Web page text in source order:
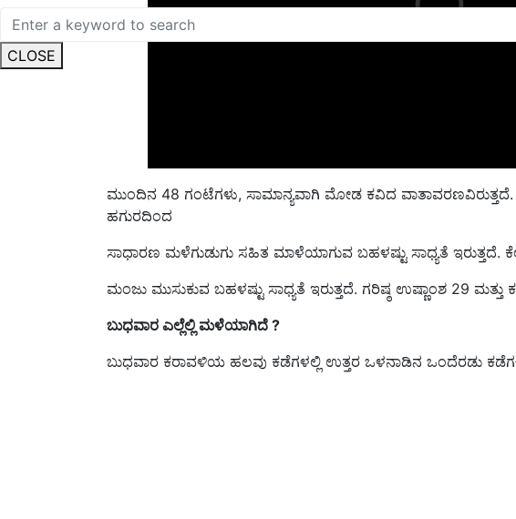
CLOSE
ಮುಂದಿನ 48 ಗಂಟೆಗಳು, ಸಾಮಾನ್ಯವಾಗಿ ಮೋಡ ಕವಿದ
ಹಗುರದಿಂದ
ಮಂಜು ಮುಸುಕುವ ಬಹಳಷ್ಟು ಸಾಧ್ಯತೆ ಇರುತ್ತದೆ. ಗರಿಷ್ಠ ಉಷ್ಣಾಂಶ 29
ಬುಧವಾರ ಎಲ್ಲೆಲ್ಲಿ ಮಳೆಯಾಗಿದೆ ?
ಕರಾವಳಿಯ ಹಲವು ಕಡೆಗಳಲ್ಲಿ ಉತ್ತರ ಒಳನಾಡಿನ ಒಂದೆರಡು